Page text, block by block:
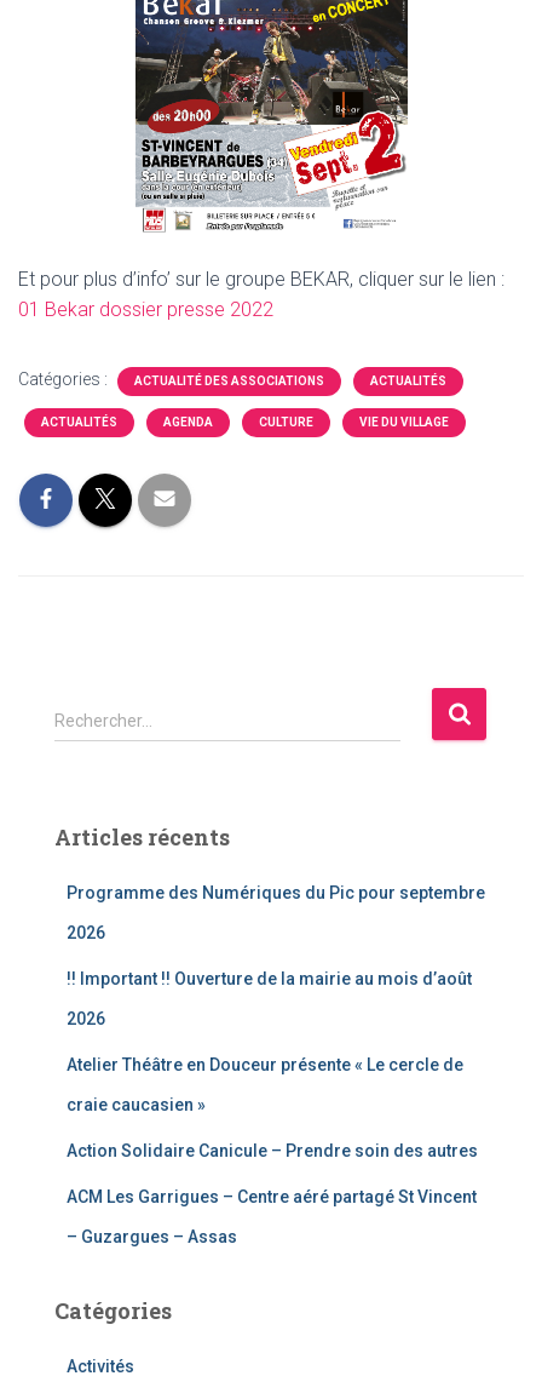
Et pour plus d’info’ sur le groupe BEKAR, cliquer sur le lien :
01 Bekar dossier presse 2022
Catégories : ACTUALITÉ DES ASSOCIATIONS ACTUALITÉS
ACTUALITÉS AGENDA CULTURE VIE DU VILLAGE
R
e
r
Rechercher…
Articles récents
Programme des Numériques du Pic pour septembre
2026
!! Important !! Ouverture de la mairie au mois d’août
2026
Atelier Théâtre en Douceur présente « Le cercle de
craie caucasien »
Action Solidaire Canicule – Prendre soin des autres
ACM Les Garrigues – Centre aéré partagé St Vincent
– Guzargues – Assas
Catégories
Activités